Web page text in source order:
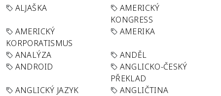
ALJAŠKA
AMERICKÝ
KONGRESS
AMERICKÝ
KORPORATISMUS
AMERIKA
ANALÝZA
ANDĚL
ANDROID
ANGLICKO-ČESKÝ
PŘEKLAD
ANGLICKÝ JAZYK
ANGLIČTINA